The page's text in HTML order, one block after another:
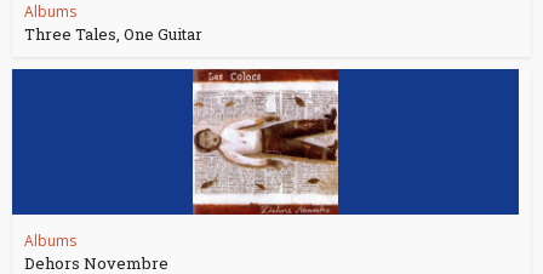
Albums
Three Tales, One Guitar
Albums
Dehors Novembre